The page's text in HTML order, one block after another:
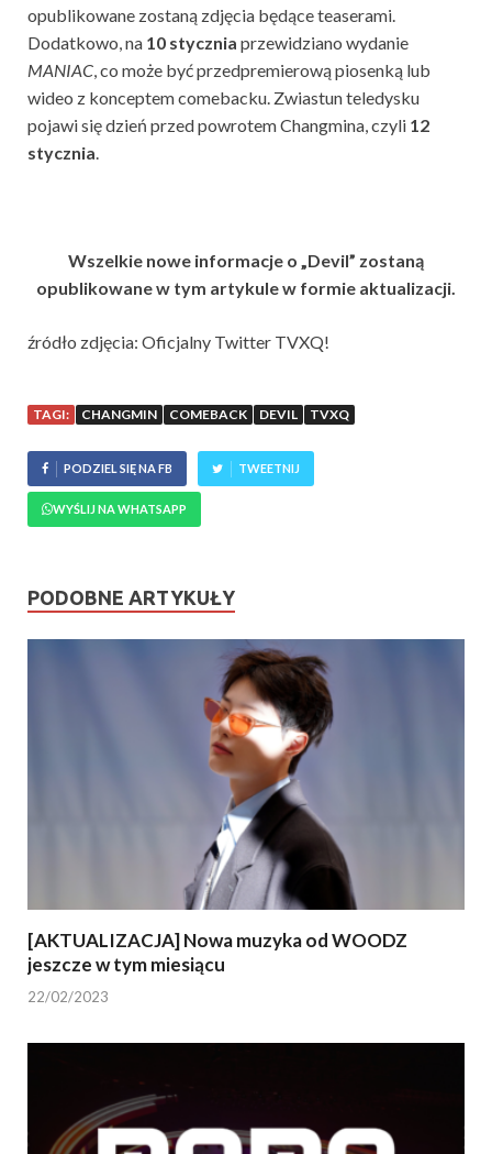
opublikowane zostaną zdjęcia będące teaserami.
Dodatkowo, na 10 stycznia przewidziano wydanie
MANIAC, co może być przedpremierową piosenką lub
wideo z konceptem comebacku. Zwiastun teledysku
pojawi się dzień przed powrotem Changmina, czyli 12
stycznia.
Wszelkie nowe informacje o „Devil” zostaną
opublikowane w tym artykule w formie aktualizacji.
źródło zdjęcia: Oficjalny Twitter TVXQ!
TAGI: CHANGMIN COMEBACK DEVIL TVXQ
PODZIEL SIĘ NA FB TWEETNIJ
WYŚLIJ NA WHATSAPP
PODOBNE ARTYKUŁY
[AKTUALIZACJA] Nowa muzyka od WOODZ
jeszcze w tym miesiącu
22/02/2023